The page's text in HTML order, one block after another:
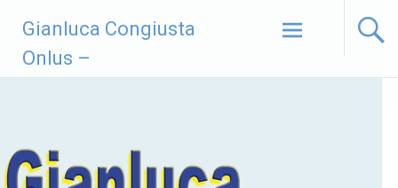
contenuto
Gianluca Congiusta
Onlus –